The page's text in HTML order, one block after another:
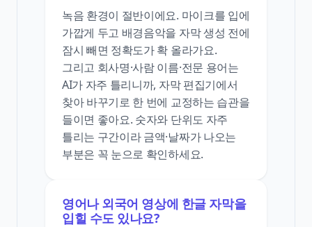
녹음 환경이 절반이에요. 마이크를 입에
가깝게 두고 배경음악을 자막 생성 전에
잠시 빼면 정확도가 확 올라가요.
그리고 회사명·사람 이름·전문 용어는
AI가 자주 틀리니까, 자막 편집기에서
찾아 바꾸기로 한 번에 교정하는 습관을
들이면 좋아요. 숫자와 단위도 자주
틀리는 구간이라 금액·날짜가 나오는
부분은 꼭 눈으로 확인하세요.
영어나 외국어 영상에 한글 자막을
입힐 수도 있나요?